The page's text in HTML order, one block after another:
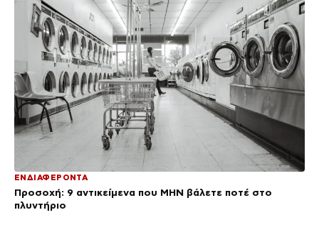
ΕΝΔΙΑΦΕΡΟΝΤΑ
Προσοχή: 9 αντικείμενα που ΜΗΝ βάλετε ποτέ στο
πλυντήριο